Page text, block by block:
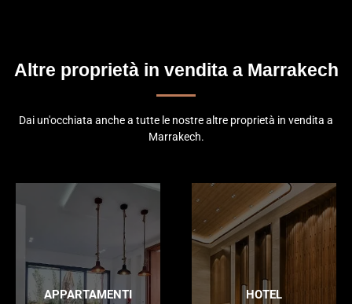
Altre proprietà in vendita a Marrakech
Dai un'occhiata anche a tutte le nostre altre proprietà in vendita a
Marrakech.
APPARTAMENTI HOTEL